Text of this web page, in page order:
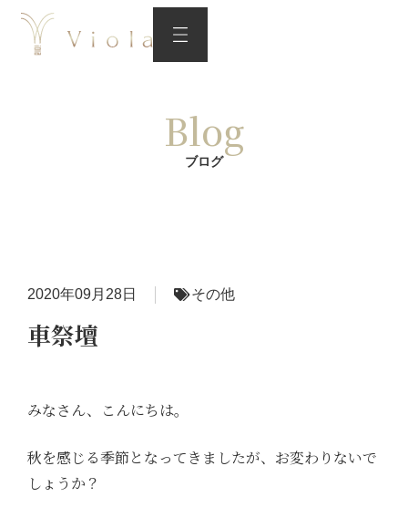
Blog
ブログ
2020年09月28日 その他
車祭壇
みなさん、こんにちは。
秋を感じる季節となってきましたが、お変わりないで
しょうか？